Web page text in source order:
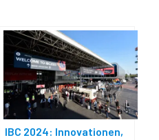
IBC 2024: Innovationen,